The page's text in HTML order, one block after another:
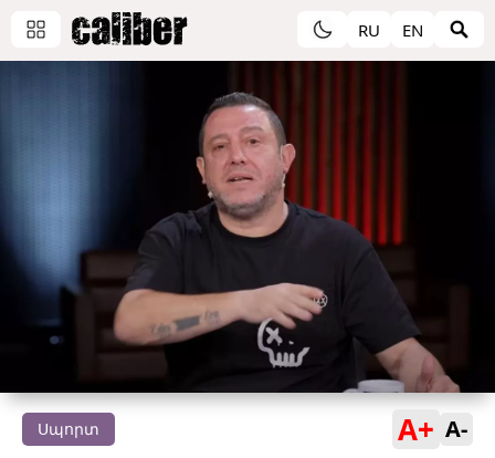
RU EN
Սպորտ A+ A-